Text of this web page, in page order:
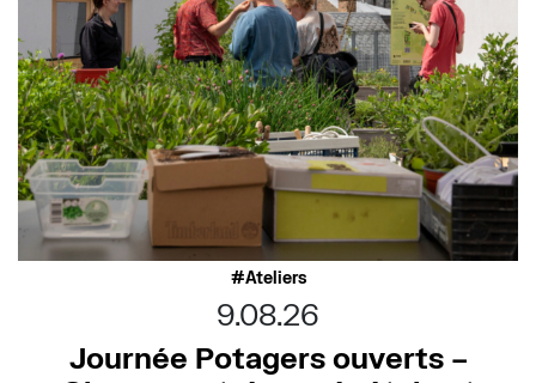
Ateliers
9.08.26
Journée Potagers ouverts –